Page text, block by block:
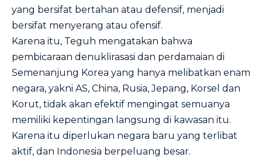
yang bersifat bertahan atau defensif, menjadi
bersifat menyerang atau ofensif.
Karena itu, Teguh mengatakan bahwa
pembicaraan denuklirasasi dan perdamaian di
Semenanjung Korea yang hanya melibatkan enam
negara, yakni AS, China, Rusia, Jepang, Korsel dan
Korut, tidak akan efektif mengingat semuanya
memiliki kepentingan langsung di kawasan itu.
Karena itu diperlukan negara baru yang terlibat
aktif, dan Indonesia berpeluang besar.